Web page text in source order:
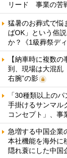
リード 事業の苦
猛暑のお葬式で悩
ばOK」という俗
か？《1級葬祭デ
【納車時に複数
到、現場は大混
右腕”の影
「30種類以上の
手掛けるサンマ
コンセプト」、事
急増する中国企業
本社機能を海外
隠れ蓑にした中国